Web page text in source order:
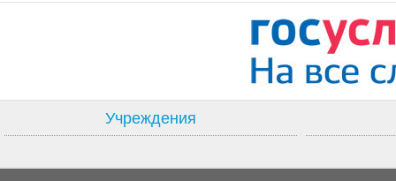
Учреждения